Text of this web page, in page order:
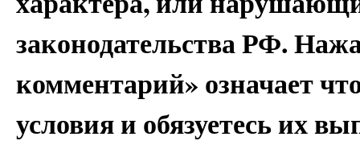
законодательства РФ.
комментарий» означает
условия и обязуетесь их